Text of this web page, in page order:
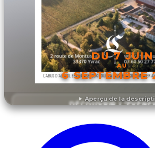
Aperçu de la
DU 7 JUIN
AU
6 SEPTEMBRE
DÉCOUVRIR